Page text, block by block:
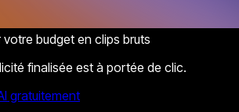
budget en clips bruts
finalisée est à portée de clic.
gratuitement